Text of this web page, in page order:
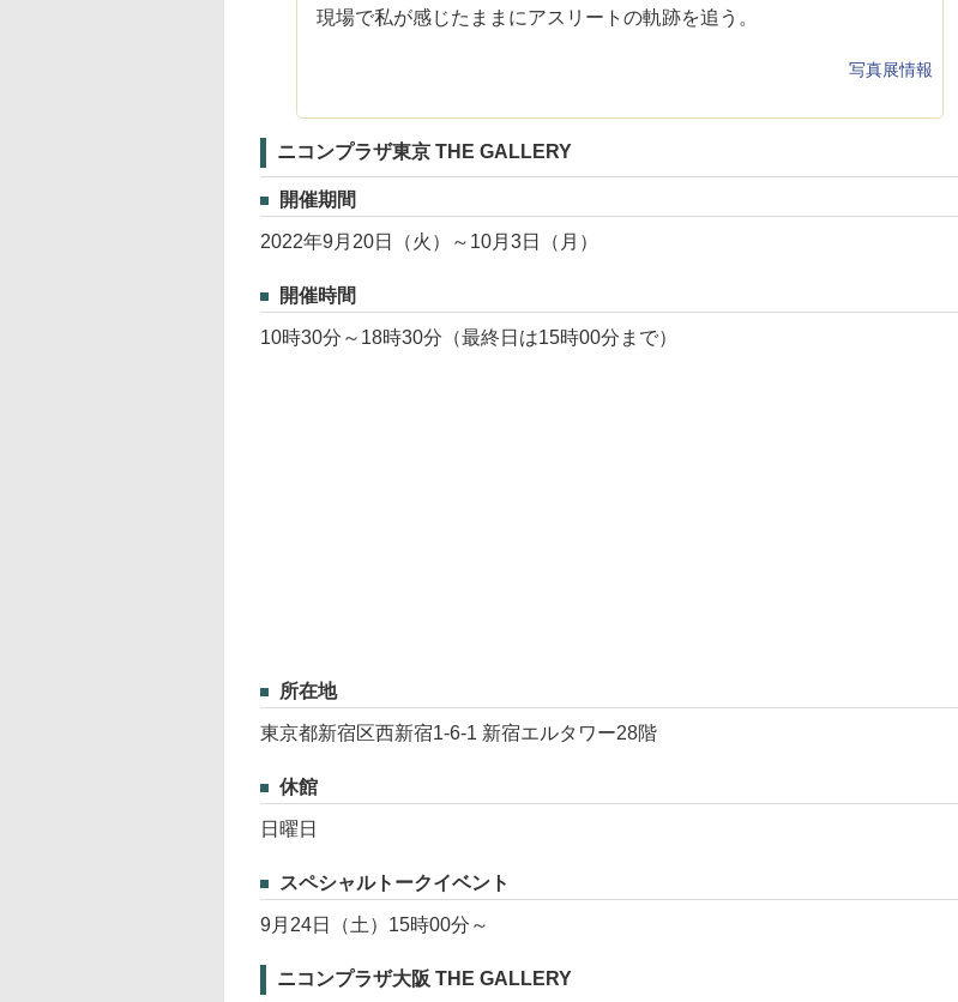
現場で私が感じたままにアスリートの軌跡を追う。
写真展情報
ニコンプラザ東京 THE GALLERY
開催期間
2022年9月20日（火）～10月3日（月）
開催時間
10時30分～18時30分（最終日は15時00分まで）
所在地
東京都新宿区西新宿1-6-1 新宿エルタワー28階
休館
日曜日
スペシャルトークイベント
9月24日（土）15時00分～
ニコンプラザ大阪 THE GALLERY